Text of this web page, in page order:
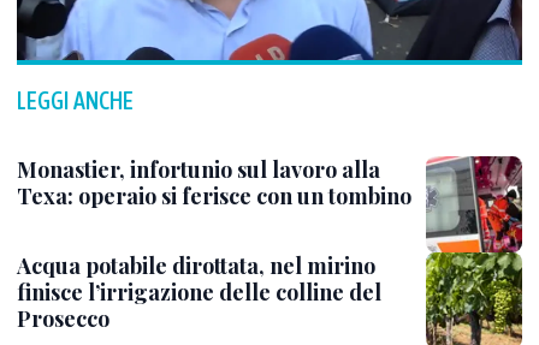
LEGGI ANCHE
Monastier, infortunio sul lavoro alla
Texa: operaio si ferisce con un tombino
Acqua potabile dirottata, nel mirino
finisce l’irrigazione delle colline del
Prosecco